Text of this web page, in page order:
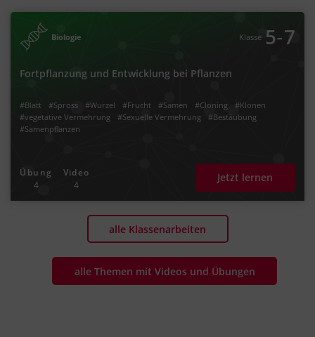
Biologie Klasse 5‐7
Fortpflanzung und Entwicklung bei Pflanzen
#Blatt #Spross #Wurzel #Frucht #Samen #Cloning
#Klonen
#vegetative Vermehrung
#Sexuelle Vermehrung
#Bestäubung
#Samenpflanzen
Übung
4
Video
4
Jetzt lernen
alle Klassenarbeiten
alle Themen mit Videos und Übungen